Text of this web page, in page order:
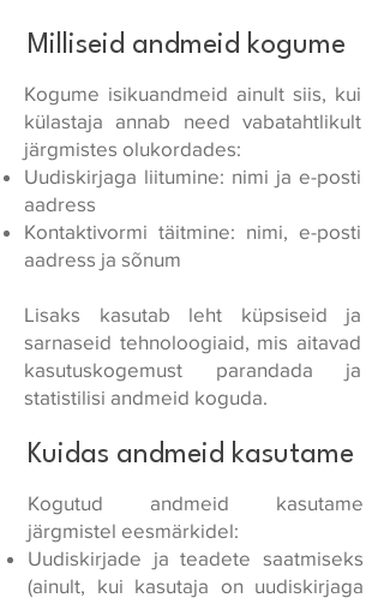
Milliseid andmeid kogume
Kogume isikuandmeid ainult siis, kui
külastaja annab need vabatahtlikult
järgmistes olukordades:
Uudiskirjaga liitumine: nimi ja e-posti
aadress
Kontaktivormi täitmine: nimi, e-posti
aadress ja sõnum
Lisaks kasutab leht küpsiseid ja
sarnaseid tehnoloogiaid, mis aitavad
kasutuskogemust parandada ja
statistilisi andmeid koguda.
Kuidas andmeid kasutame
Kogutud andmeid kasutame
järgmistel eesmärkidel:
Uudiskirjade ja teadete saatmiseks
(ainult, kui kasutaja on uudiskirjaga